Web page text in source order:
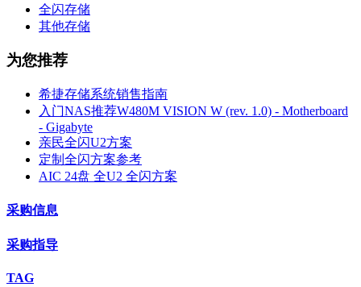
全闪存储
其他存储
为您推荐
希捷存储系统销售指南
入门NAS推荐W480M VISION W (rev. 1.0) - Motherboard
- Gigabyte
亲民全闪U2方案
定制全闪方案参考
AIC 24盘 全U2 全闪方案
采购信息
采购指导
TAG